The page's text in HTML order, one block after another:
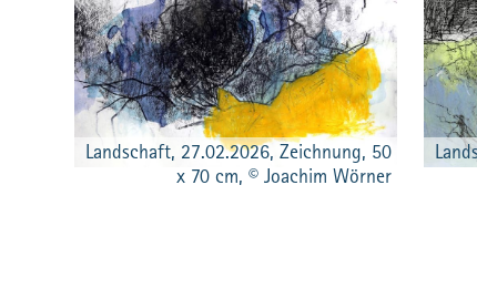
Landschaft, 27.02.2026, Zeichnung, 50
x 70 cm, © Joachim Wörner